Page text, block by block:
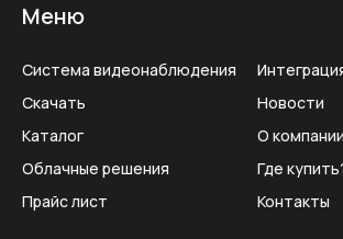
Меню
Система видеонаблюдения
Скачать
Каталог
Облачные решения
Прайс лист
Новости
О компании
Где
Контакты